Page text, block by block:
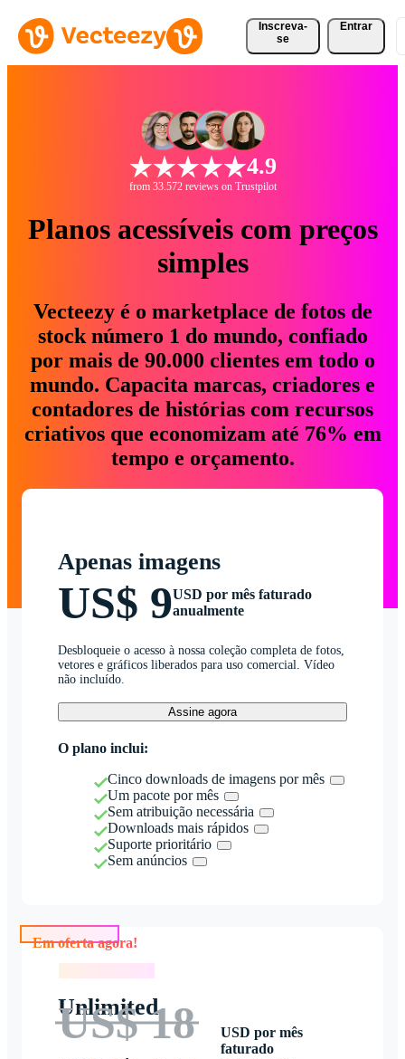
Inscreva-
se
Entrar
4.9
from 33.572 reviews on Trustpilot
Planos acessíveis com preços
simples
Vecteezy é o marketplace de fotos de
stock número 1 do mundo, confiado
por mais de 90.000 clientes em todo o
mundo. Capacita marcas, criadores e
contadores de histórias com recursos
criativos que economizam até 76% em
tempo e orçamento.
Apenas imagens
US$ 9USD por mês faturado
anualmente
Desbloqueie o acesso à nossa coleção completa de fotos,
vetores e gráficos liberados para uso comercial. Vídeo
não incluído.
Assine agora
O plano inclui:
Cinco downloads de imagens por mês
Um pacote por mês
Sem atribuição necessária
Downloads mais rápidos
Suporte prioritário
Sem anúncios
Unlimited
US$ 18
USD por mês
faturado